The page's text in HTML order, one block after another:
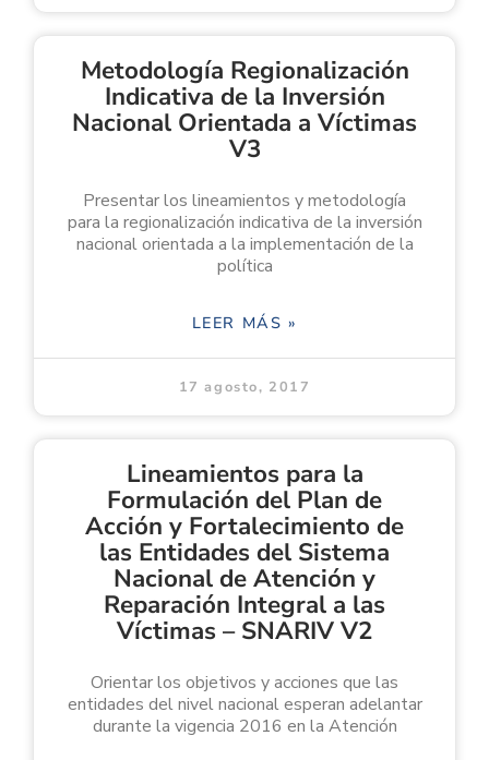
Metodología Regionalización
Indicativa de la Inversión
Nacional Orientada a Víctimas
V3
Presentar los lineamientos y metodología
para la regionalización indicativa de la inversión
nacional orientada a la implementación de la
política
LEER MÁS »
17 agosto, 2017
Lineamientos para la
Formulación del Plan de
Acción y Fortalecimiento de
las Entidades del Sistema
Nacional de Atención y
Reparación Integral a las
Víctimas – SNARIV V2
Orientar los objetivos y acciones que las
entidades del nivel nacional esperan adelantar
durante la vigencia 2016 en la Atención